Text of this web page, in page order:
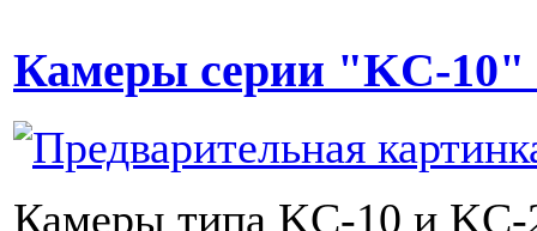
Камеры серии "KС-
Камеры типа KС-10 и KС-